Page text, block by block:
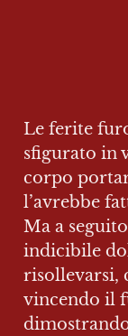
Le ferite
sfigurato in
corpo
l’avrebbe
Ma a
indicibile
risollevarsi,
vincendo il